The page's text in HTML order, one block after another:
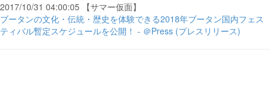
2017/10/31 04:00:05 【サマー仮面】
ブータンの文化・伝統・歴史を体験できる2018年ブータン国内フェス
ティバル暫定スケジュールを公開！ - ＠Press (プレスリリース)